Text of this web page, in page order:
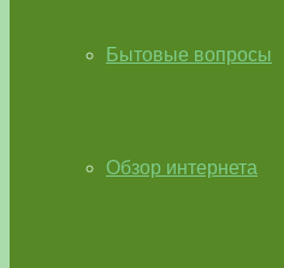
Бытовые вопросы
Обзор интернета